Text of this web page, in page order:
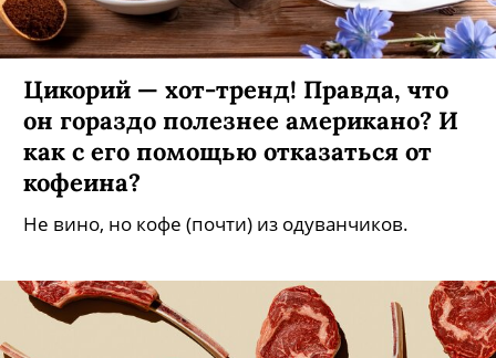
Цикорий — хот-тренд! Правда, что
он гораздо полезнее американо? И
как с его помощью отказаться от
кофеина?